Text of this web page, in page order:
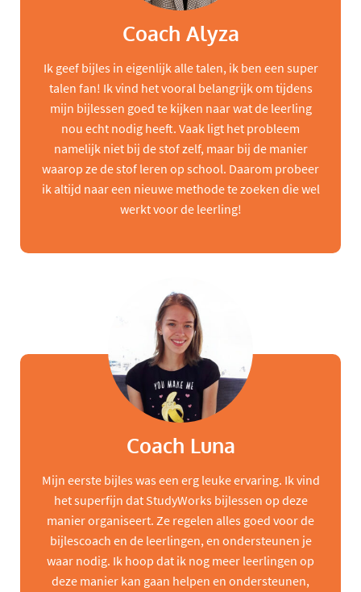
Coach Alyza
Ik geef bijles in eigenlijk alle talen, ik ben een super
talen fan! Ik vind het vooral belangrijk om tijdens
mijn bijlessen goed te kijken naar wat de leerling
nou echt nodig heeft. Vaak ligt het probleem
namelijk niet bij de stof zelf, maar bij de manier
waarop ze de stof leren op school. Daarom probeer
ik altijd naar een nieuwe methode te zoeken die wel
werkt voor de leerling!
Coach Luna
Mijn eerste bijles was een erg leuke ervaring. Ik vind
het superfijn dat StudyWorks bijlessen op deze
manier organiseert. Ze regelen alles goed voor de
bijlescoach en de leerlingen, en ondersteunen je
waar nodig. Ik hoop dat ik nog meer leerlingen op
deze manier kan gaan helpen en ondersteunen,